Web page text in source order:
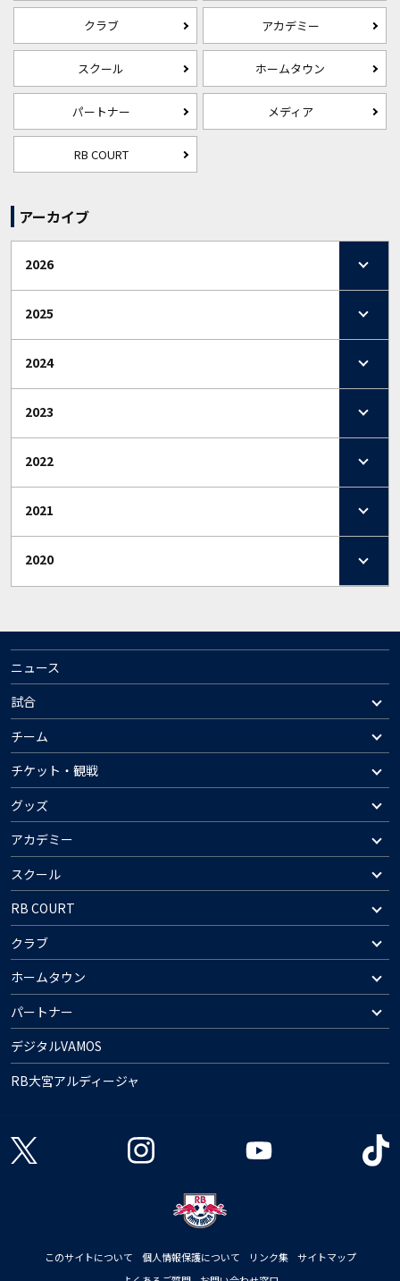
クラブ アカデミー
スクール ホームタウン
パートナー メディア
RB COURT
アーカイブ
2026
2025
2024
2023
2022
2021
2020
ニュース
試合
チーム
チケット・観戦
グッズ
アカデミー
スクール
RB COURT
クラブ
ホームタウン
パートナー
デジタルVAMOS
RB大宮アルディージャ
このサイトについて 個人情報保護について リンク集
サイトマップ